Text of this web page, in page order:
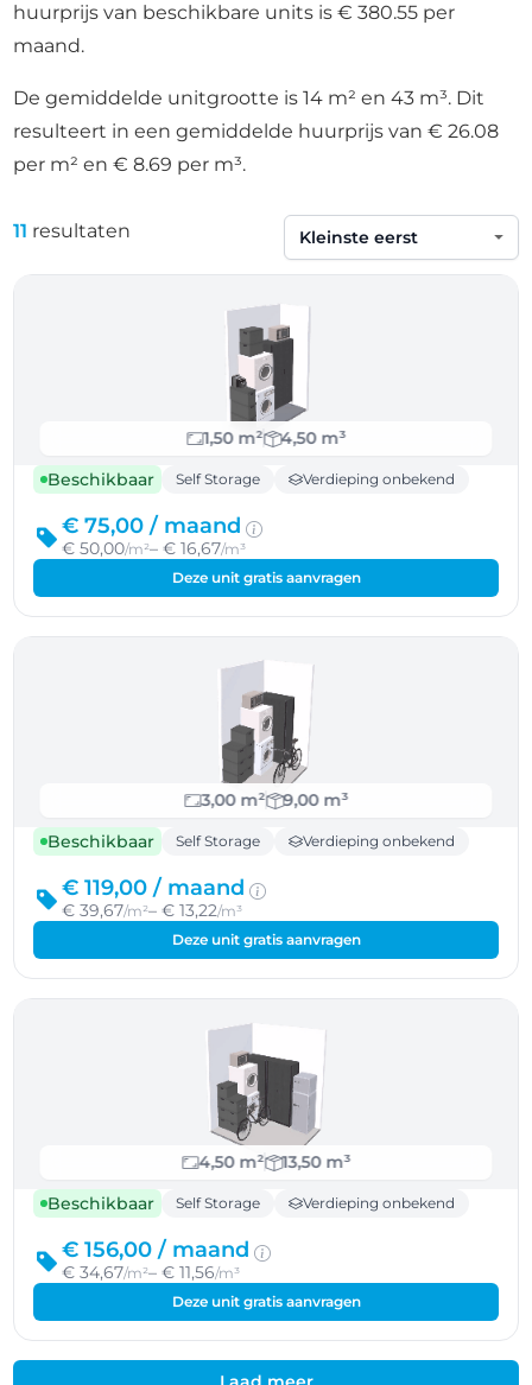
huurprijs van beschikbare units is € 380.55 per
maand.
De gemiddelde unitgrootte is 14 m² en 43 m³. Dit
resulteert in een gemiddelde huurprijs van € 26.08
per m² en € 8.69 per m³.
11 resultaten
Sorteren op
1,50 m²
4,50 m³
Beschikbaar
Self Storage Verdieping onbekend
€ 75,00 / maand
€ 50,00/m²– € 16,67/m³
Deze unit gratis aanvragen
3,00 m²
9,00 m³
Beschikbaar
Self Storage Verdieping onbekend
€ 119,00 / maand
€ 39,67/m²– € 13,22/m³
Deze unit gratis aanvragen
4,50 m²
13,50 m³
Beschikbaar
Self Storage Verdieping onbekend
€ 156,00 / maand
€ 34,67/m²– € 11,56/m³
Deze unit gratis aanvragen